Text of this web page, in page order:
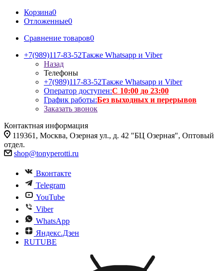
Корзина0
Отложенные0
Сравнение товаров0
+7(989)117-83-52Также Whatsapp и Viber
Назад
Телефоны
+7(989)117-83-52Также Whatsapp и Viber
Оператор доступен:С 10:00 до 23:00
График работы:Без выходных и перерывов
Заказать звонок
Контактная информация
119361, Москва, Озерная ул., д. 42 "БЦ Озерная", Оптовый
отдел.
shop@tonyperotti.ru
Вконтакте
Telegram
YouTube
Viber
WhatsApp
Яндекс.Дзен
RUTUBE